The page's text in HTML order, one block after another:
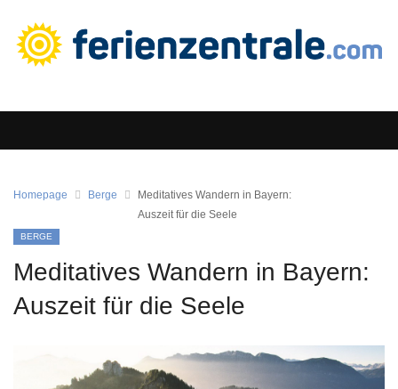
Homepage Berge
Meditatives Wandern in Bayern:
Auszeit für die Seele
BERGE
Meditatives Wandern in Bayern:
Auszeit für die Seele